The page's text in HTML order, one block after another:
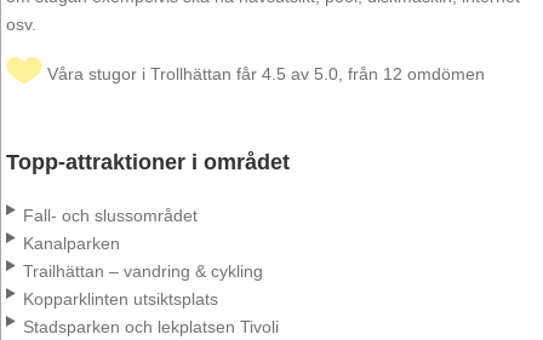
osv.
Våra stugor i Trollhättan får 4.5 av 5.0, från 12 omdömen
Topp-attraktioner i området
Fall‑ och slussområdet
Kanalparken
Trailhättan – vandring & cykling
Kopparklinten utsiktsplats
Stadsparken och lekplatsen Tivoli